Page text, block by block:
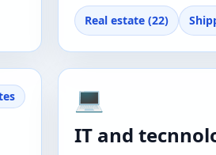
Real estate (22)
💻
IT and